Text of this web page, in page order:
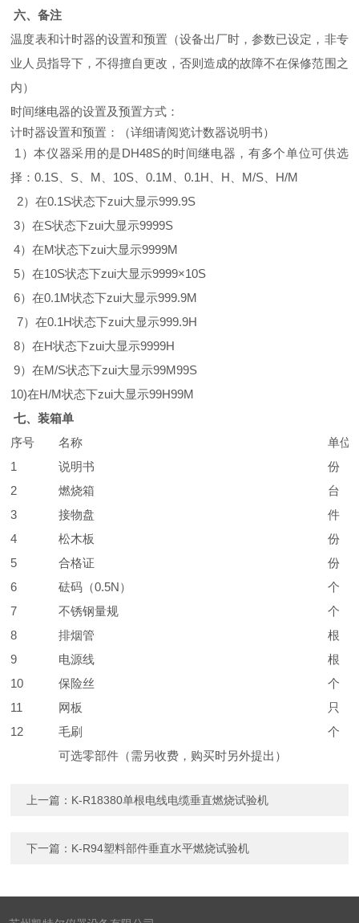
六、备注
温度表和计时器的设置和预置（设备出厂时，参数已设定，非专
业人员指导下，不得擅自更改，否则造成的故障不在保修范围之
内）
时间继电器的设置及预置方式：
计时器设置和预置：（详细请阅览计数器说明书）
1）本仪器采用的是DH48S的时间继电器，有多个单位可供选
择：0.1S、S、M、10S、0.1M、0.1H、H、M/S、H/M
2）在0.1S状态下zui大显示999.9S
3）在S状态下zui大显示9999S
4）在M状态下zui大显示9999M
5）在10S状态下zui大显示9999×10S
6）在0.1M状态下zui大显示999.9M
7）在0.1H状态下zui大显示999.9H
8）在H状态下zui大显示9999H
9）在M/S状态下zui大显示99M99S
10)在H/M状态下zui大显示99H99M
七、装箱单
序号
名称
单位
1
说明书
份
2
燃烧箱
台
3
接物盘
件
4
松木板
份
5
合格证
份
6
砝码（0.5N）
个
7
不锈钢量规
个
8
排烟管
根
9
电源线
根
10
保险丝
个
11
网板
只
12
毛刷
个
可选零部件（需另收费，购买时另外提出）
上一篇： K-R18380单根电线电缆垂直燃烧试验机
下一篇： K-R94塑料部件垂直水平燃烧试验机